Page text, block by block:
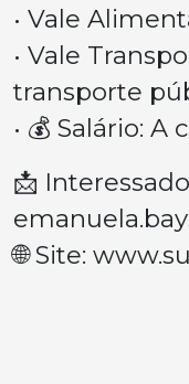
• Vale
• Vale
transporte
• 💰 Salário:
📩
🌐 Site: